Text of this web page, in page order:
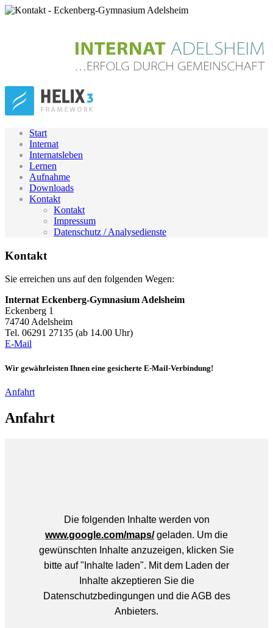
Start
Internat
Internatsleben
Lernen
Aufnahme
Downloads
Kontakt
Kontakt
Impressum
Datenschutz / Analysedienste
Kontakt
Sie erreichen uns auf den folgenden Wegen:
Internat Eckenberg-Gymnasium Adelsheim
Eckenberg 1
74740 Adelsheim
Tel. 06291 27135 (ab 14.00 Uhr)
E-Mail
Wir gewährleisten Ihnen eine gesicherte E-Mail-Verbindung!
Anfahrt
Anfahrt